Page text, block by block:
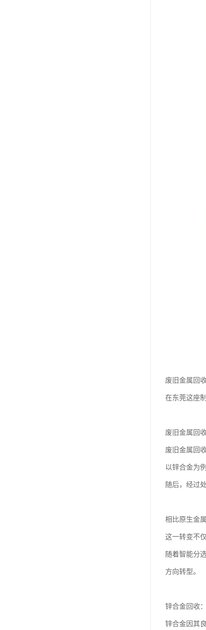
废旧金属回
在东莞这座
废旧金属回
废旧金属回
以锌合金为
随后，经过
相比原生金
这一转变不
随着智能分
方向转型。
锌合金回收
锌合金因其